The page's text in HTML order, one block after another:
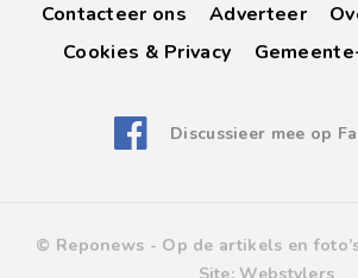
Contacteer ons Adverteer
Cookies & Privacy
Discussieer mee op
© Reponews - Op de artikels en